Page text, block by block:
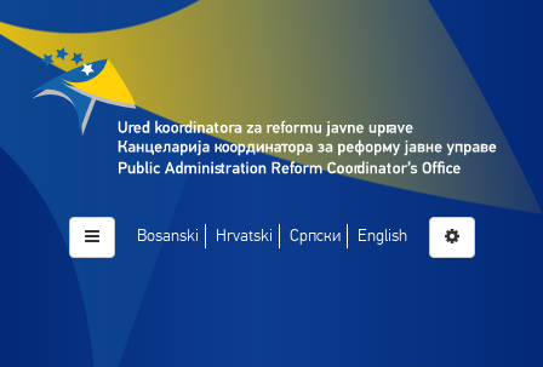
Bosanski Hrvatski Српски English